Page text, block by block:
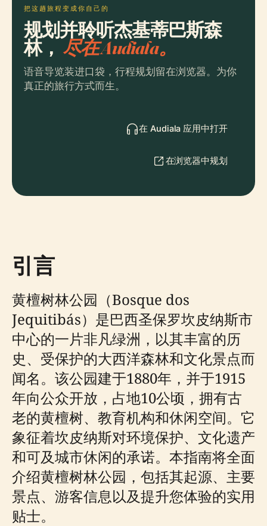
把这趟旅程变成你自己的
规划并聆听杰基蒂巴斯森
林， 尽在 Audiala。
语音导览装进口袋，行程规划留在浏览器。为你
真正的旅行方式而生。
在 Audiala 应用中打开
在浏览器中规划
引言
黄檀树林公园（Bosque dos
Jequitibás）是巴西圣保罗坎皮纳斯市
中心的一片非凡绿洲，以其丰富的历
史、受保护的大西洋森林和文化景点而
闻名。该公园建于1880年，并于1915
年向公众开放，占地10公顷，拥有古
老的黄檀树、教育机构和休闲空间。它
象征着坎皮纳斯对环境保护、文化遗产
和可及城市休闲的承诺。本指南将全面
介绍黄檀树林公园，包括其起源、主要
景点、游客信息以及提升您体验的实用
贴士。